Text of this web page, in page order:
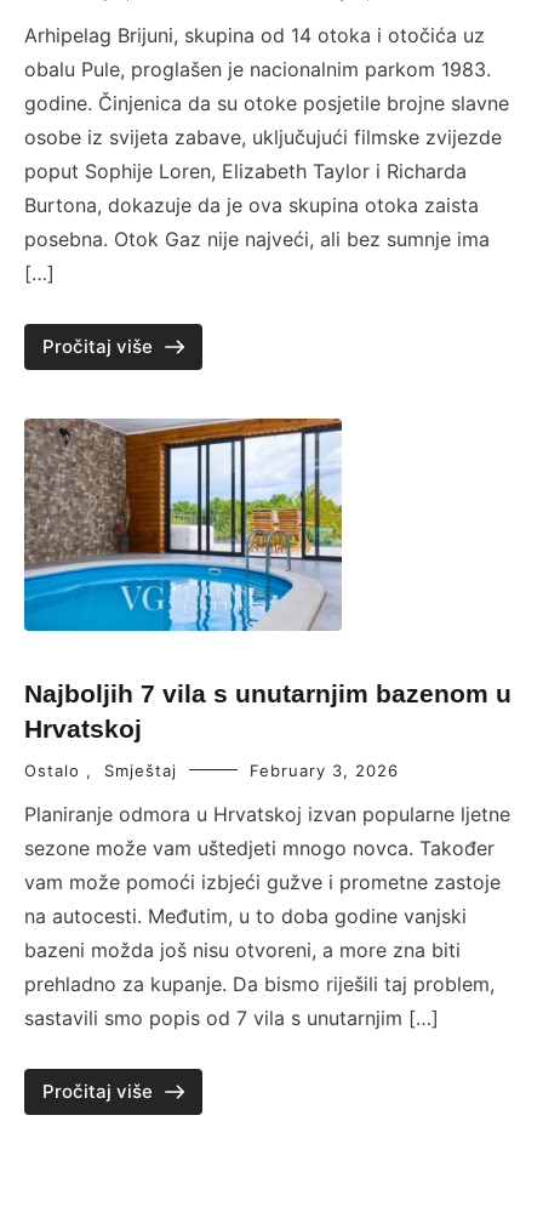
Arhipelag Brijuni, skupina od 14 otoka i otočića uz
obalu Pule, proglašen je nacionalnim parkom 1983.
godine. Činjenica da su otoke posjetile brojne slavne
osobe iz svijeta zabave, uključujući filmske zvijezde
poput Sophije Loren, Elizabeth Taylor i Richarda
Burtona, dokazuje da je ova skupina otoka zaista
posebna. Otok Gaz nije najveći, ali bez sumnje ima
[…]
Pročitaj više
Najboljih 7 vila s unutarnjim bazenom u
Hrvatskoj
Ostalo , Smještaj February 3, 2026
Planiranje odmora u Hrvatskoj izvan popularne ljetne
sezone može vam uštedjeti mnogo novca. Također
vam može pomoći izbjeći gužve i prometne zastoje
na autocesti. Međutim, u to doba godine vanjski
bazeni možda još nisu otvoreni, a more zna biti
prehladno za kupanje. Da bismo riješili taj problem,
sastavili smo popis od 7 vila s unutarnjim […]
Pročitaj više